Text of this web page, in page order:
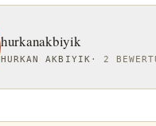
hurkanakbiyik
HURKAN AKBIYIK · 2